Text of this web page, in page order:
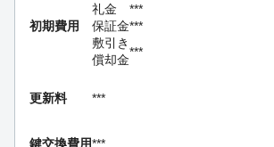
初期費用
礼金
***
保証金***
敷引き
償却金
***
更新料 ***
鍵交換費用***